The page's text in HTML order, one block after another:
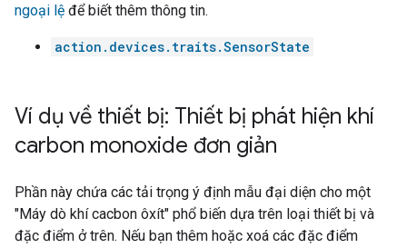
ngoại lệ để biết thêm thông tin.
action.devices.traits.SensorState
Ví dụ về thiết bị: Thiết bị phát hiện khí
carbon monoxide đơn giản
Phần này chứa các tải trọng ý định mẫu đại diện cho một
"Máy dò khí cacbon ôxít" phổ biến dựa trên loại thiết bị và
đặc điểm ở trên. Nếu bạn thêm hoặc xoá các đặc điểm